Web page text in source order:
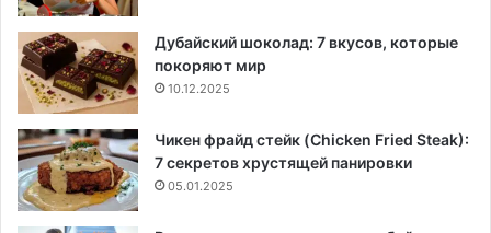
Дубайский шоколад: 7 вкусов, которые
покоряют мир
10.12.2025
Чикен фрайд стейк (Chicken Fried Steak):
7 секретов хрустящей панировки
05.01.2025